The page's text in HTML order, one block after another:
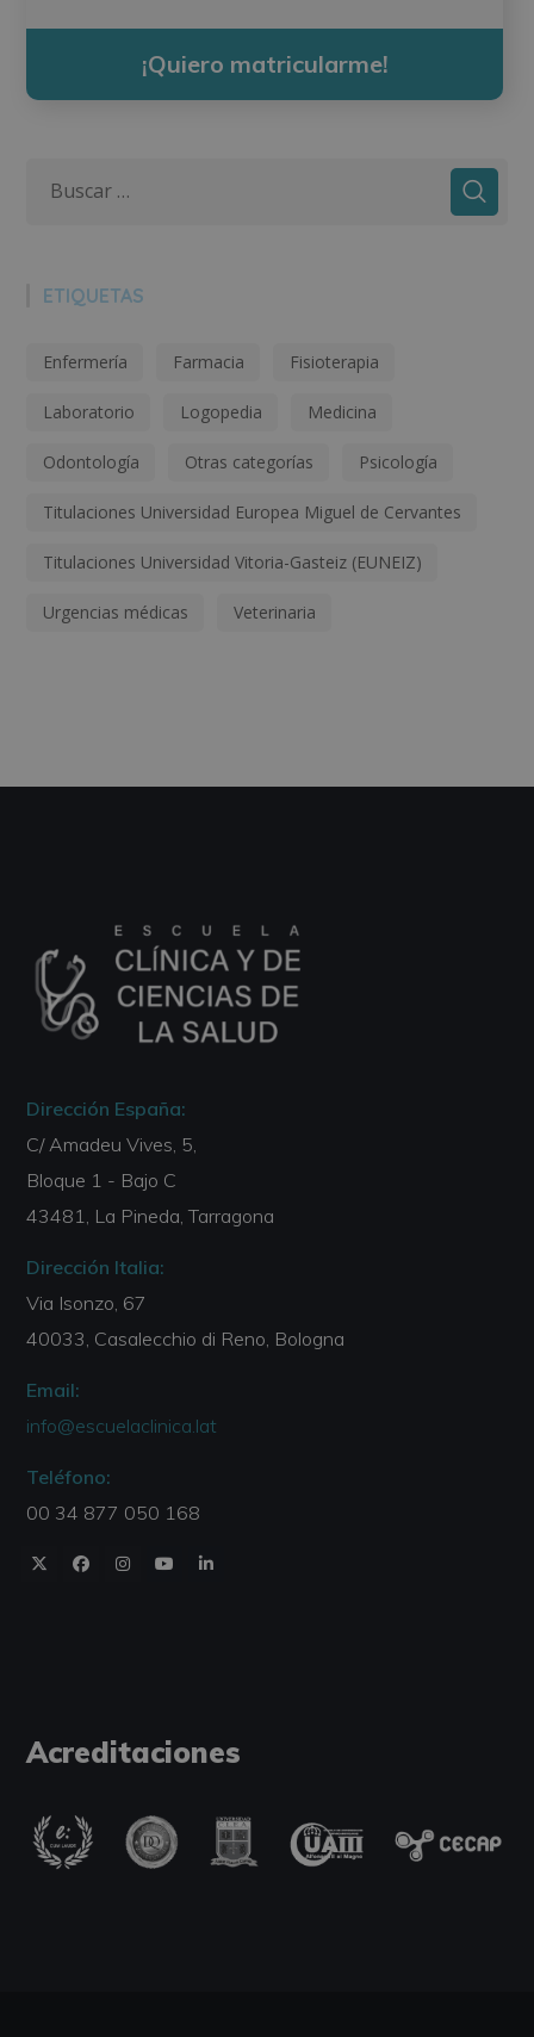
¡Quiero matricularme!
ETIQUETAS
Enfermería Farmacia Fisioterapia
Laboratorio Logopedia Medicina
Odontología Otras categorías Psicología
Titulaciones Universidad Europea Miguel de Cervantes
Titulaciones Universidad Vitoria-Gasteiz (EUNEIZ)
Urgencias médicas Veterinaria
Dirección España:
C/ Amadeu Vives, 5,
Bloque 1 - Bajo C
43481, La Pineda, Tarragona
Dirección Italia:
Via Isonzo, 67
40033, Casalecchio di Reno, Bologna
Email:
info@escuelaclinica.lat
Teléfono:
00 34 877 050 168
Acreditaciones